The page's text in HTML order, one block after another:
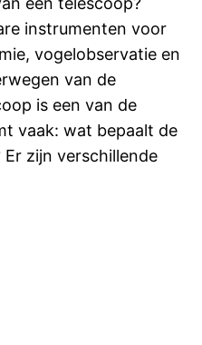
instrumenten voor
vogelobservatie en
van de
is een van de
vaak: wat bepaalt de
zijn verschillende